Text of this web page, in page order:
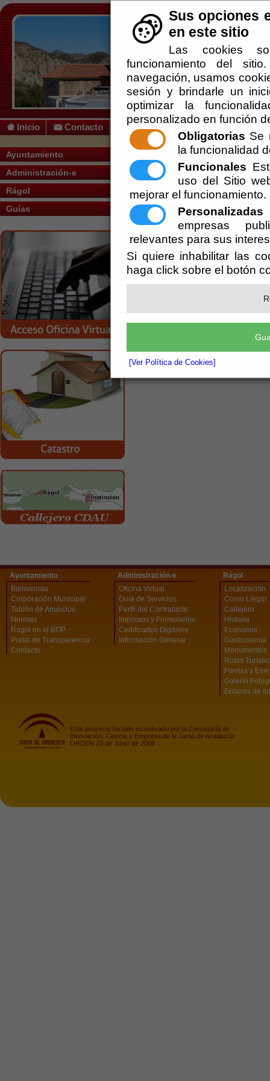
Sus opciones
en este sitio
Las cookies
funcionamiento del
navegación, usamos
sesión y brindarle un
optimizar la
personalizado en función
Obligatorias Se
la funcionalidad
Funcionales
uso del Sitio
mejorar el funcionamiento.
Personalizadas
empresas
relevantes para sus
Si quiere inhabilitar las
haga click sobre el botón
[Ver Política de Cookies]
Inicio Contacto
Ayuntamiento
Administración-e
Rágol
Guías
Usted se encuentra aquí:Inicio //
Ayuntamiento
Bienvenida
Corporación Municipal
Tablón de Anuncios
Normas
Rágol en el BOP
Portal de Transparencia
Contacto
Administración-e
Oficina Virtual
Guía de Servicios
Perfil del Contratante
Impresos y Formularios
Certificados Digitales
Información General
Rágol
Localización
Como Llegar
Callejero
Historia
Economía
Gastronomía
Monumentos
Rutas
Fiestas y
Galería
Enlaces de
Este proyecto ha sido incentivado por la Consejaría de
Innovación, Ciencia y Empresa de la Junta de Andalucía
ORDEN 23 de Junio de 2008